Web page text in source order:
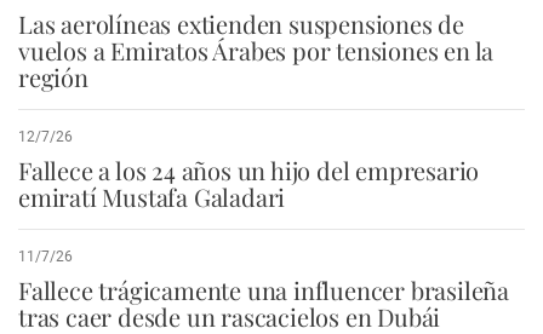
Las aerolíneas extienden suspensiones de
vuelos a Emiratos Árabes por tensiones en la
región
12/7/26
Fallece a los 24 años un hijo del empresario
emiratí Mustafa Galadari
11/7/26
Fallece trágicamente una influencer brasileña
tras caer desde un rascacielos en Dubái